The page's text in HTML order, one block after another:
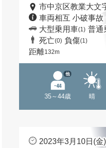
市中京区教業大文
車両相互 小破事故
大型乗用車(1) 普通
死亡(0) 負傷(1)
距離132m
35～44歳
他
晴
2023年3月10日(金